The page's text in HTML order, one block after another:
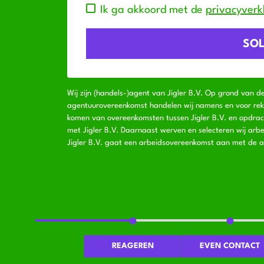
Ik ga akkoord met de
Wij zijn (handels-)agent van Jigler B.V. Op grond van
agentuurovereenkomst handelen wij namens en voor
komen van overeenkomsten tussen Jigler B.V. en
met Jigler B.V. Daarnaast werven en selecteren wij
Jigler B.V. gaat een arbeidsovereenkomst aan met de
REAGEREN EVEN CONTACT